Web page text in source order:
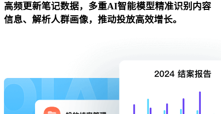
高频更新笔记数据，多重AI智能模型精准识别内容
信息、解析人群画像，推动投放高效增长。